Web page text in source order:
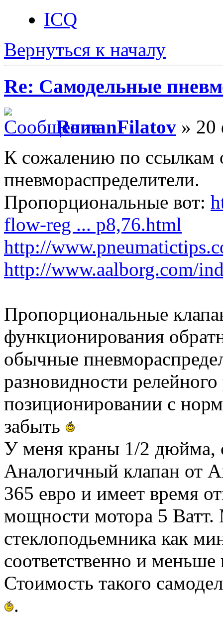
ICQ
Вернуться к началу
Re: Самодельные
RomanFilatov » 20
К сожалению по ссылкам
пневмораспределители.
Пропорциональные вот:
flow-reg ... p8,76.html
http://
http://www.aalborg.com/
Пропорциональные
функционирования
обычные
разновидности
позиционировании с
забыть
У меня краны 1/2 дюйма,
Аналогичный клапан от
365 евро и имеет время
мощности мотора 5
стеклоподьемника как
соответственно и
Стоимость такого
.